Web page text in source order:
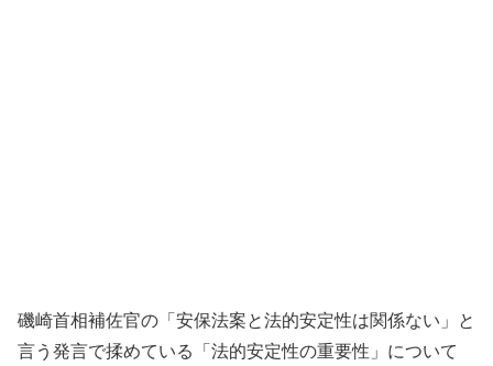
磯崎首相補佐官の「安保法案と法的安定性は関係ない」と
言う発言で揉めている「法的安定性の重要性」について